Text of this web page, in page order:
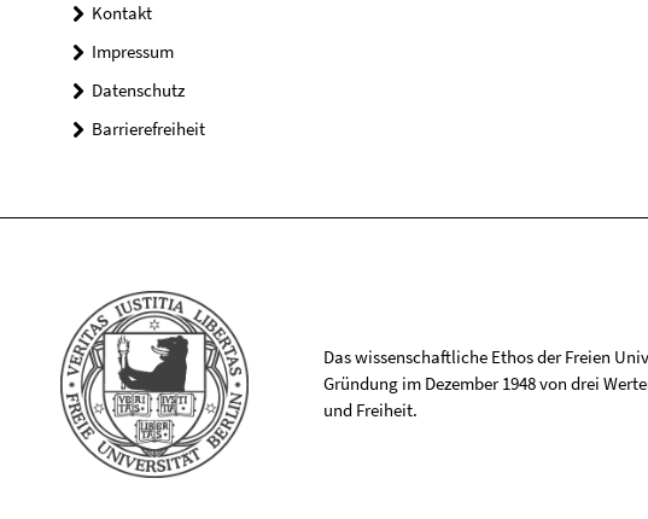
Kontakt
Impressum
Datenschutz
Barrierefreiheit
Das wissenschaftliche Ethos der Freien
Gründung im Dezember 1948 von drei
und Freiheit.